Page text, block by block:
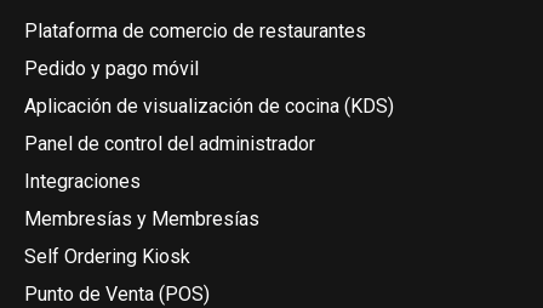
Plataforma de comercio de restaurantes
Pedido y pago móvil
Aplicación de visualización de cocina (KDS)
Panel de control del administrador
Integraciones
Membresías y Membresías
Self Ordering Kiosk
Punto de Venta (POS)